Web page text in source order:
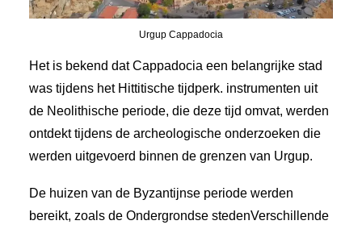
Urgup Cappadocia
Het is bekend dat Cappadocia een belangrijke stad
was tijdens het Hittitische tijdperk. instrumenten uit
de Neolithische periode, die deze tijd omvat, werden
ontdekt tijdens de archeologische onderzoeken die
werden uitgevoerd binnen de grenzen van Urgup.
De huizen van de Byzantijnse periode werden
bereikt, zoals de Ondergrondse stedenVerschillende